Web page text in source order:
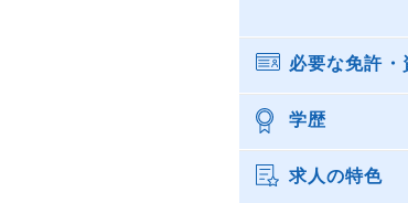
必要な免許・
学歴
求人の特色